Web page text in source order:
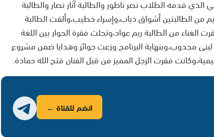
قدمه الطلاب نصر ناطور والطالبة آثار نصار والطالبة
من الطالبتين أشواق ذياب،وإسراء خطيب،وألقت الطالبة
من الطالبة ريم عواد،وتجلت فقرة الحوار بين اللغة
لبنى مجدوب،وبنهاية البرنامج وزعت جوائز وهدايا ضمن مشروع
فقرت الزجل المميز من قبل الفنان فتح الله حمادة.
انضم للقناة ←